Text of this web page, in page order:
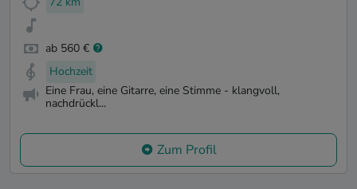
ab 560 €
Hochzeit
Eine Frau, eine Gitarre, eine Stimme - klangvoll,
nachdrückl...
Zum Profil